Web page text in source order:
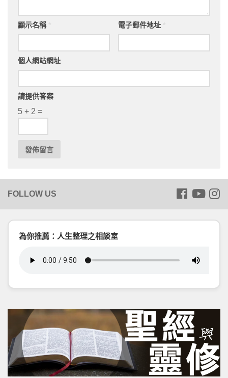
顯示名稱 電子郵件地址
個人網站網址
請提供答案
5 + 2 =
為你推薦：人生整理之相談室